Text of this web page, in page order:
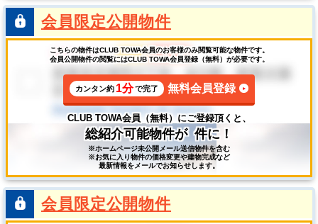
会員限定公開物件
こちらの物件はCLUB TOWA会員のお客様のみ閲覧可能な物件です。
会員公開物件の閲覧にはCLUB TOWA会員登録（無料）が必要です。
カンタン約 1分で完了 無料会員登録
CLUB TOWA会員（無料）にご登録頂くと、
総紹介可能物件が 件に！
※ホームページ未公開メール送信物件を含む
※お気に入り物件の価格変更や建物完成など
最新情報をメールでお知らせします。
会員限定公開物件